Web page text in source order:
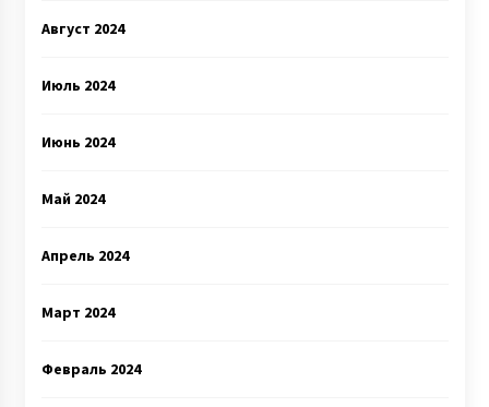
Август 2024
Июль 2024
Июнь 2024
Май 2024
Апрель 2024
Март 2024
Февраль 2024